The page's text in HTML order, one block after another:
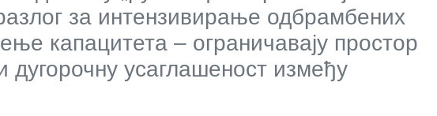
за интензивирање одбрамбених
капацитета – ограничавају простор
дугорочну усаглашеност између